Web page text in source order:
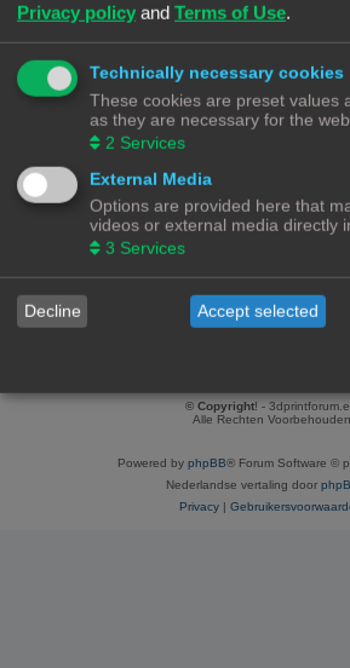
Lid geworden op:
03/05/23, 16:35
Laatst actief:
04/03/26, 16:37
Aantal berichten:
Zoek gebruikers berichten
(0.03% van alle berichten / 0.00 berichten per dag)
Meest actief in forum:
(3 berichten / 100.00% van gebruikers berichten)
Meest actief in onderwerp:
BQTT Pad7
(3 berichten / 100.00% van gebruikers berichten)
Search user’s topics
(0.12% of all topics / 0.00 topics per day)
© Copyright! -
Alle Rechten Voorbehouden
Powered by phpBB® Forum Software ©
Nederlandse vertaling door
Privacy |
Privacy policy and Terms of Use.
Technically necessary cookies
These cookies are preset values
as they are necessary for the
2 Services
External Media
Options are provided here that
videos or external media directly
3 Services
Decline Accept selected